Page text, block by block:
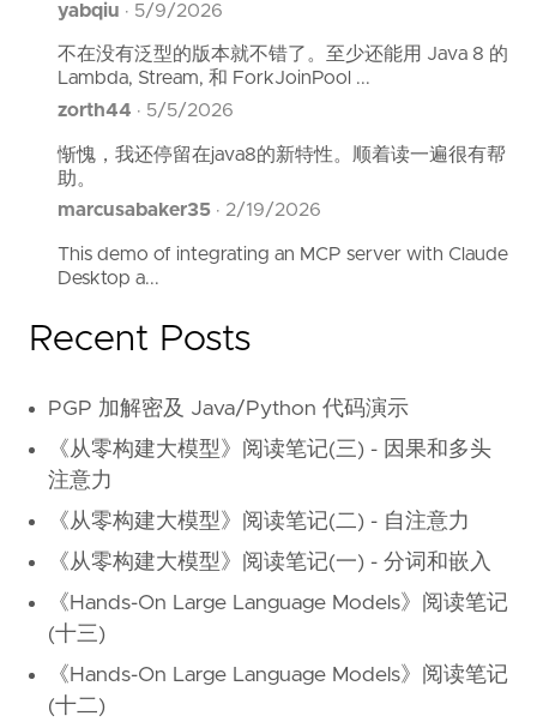
yabqiu · 5/9/2026
不在没有泛型的版本就不错了。至少还能用 Java 8 的
Lambda, Stream, 和 ForkJoinPool ...
zorth44 · 5/5/2026
惭愧，我还停留在java8的新特性。顺着读一遍很有帮
助。
marcusabaker35 · 2/19/2026
This demo of integrating an MCP server with Claude
Desktop a...
Recent Posts
PGP 加解密及 Java/Python 代码演示
《从零构建大模型》阅读笔记(三) - 因果和多头
注意力
《从零构建大模型》阅读笔记(二) - 自注意力
《从零构建大模型》阅读笔记(一) - 分词和嵌入
《Hands-On Large Language Models》阅读笔记
(十三)
《Hands-On Large Language Models》阅读笔记
(十二)